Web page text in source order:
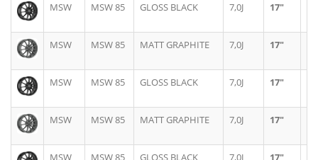
MSW MSW 85 GLOSS BLACK 7,0J 17"
MSW MSW 85 MATT GRAPHITE 7,0J 17"
MSW MSW 85 GLOSS BLACK 7,0J 17"
MSW MSW 85 MATT GRAPHITE 7,0J 17"
MSW MSW 85 GLOSS BLACK 7,0J 17"